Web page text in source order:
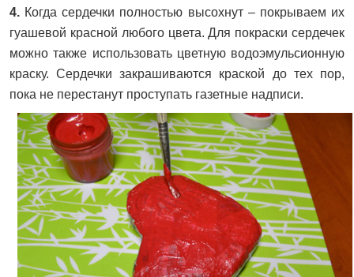
4. Когда сердечки полностью высохнут – покрываем их
гуашевой красной любого цвета. Для покраски сердечек
можно также использовать цветную водоэмульсионную
краску. Сердечки закрашиваются краской до тех пор,
пока не перестанут проступать газетные надписи.